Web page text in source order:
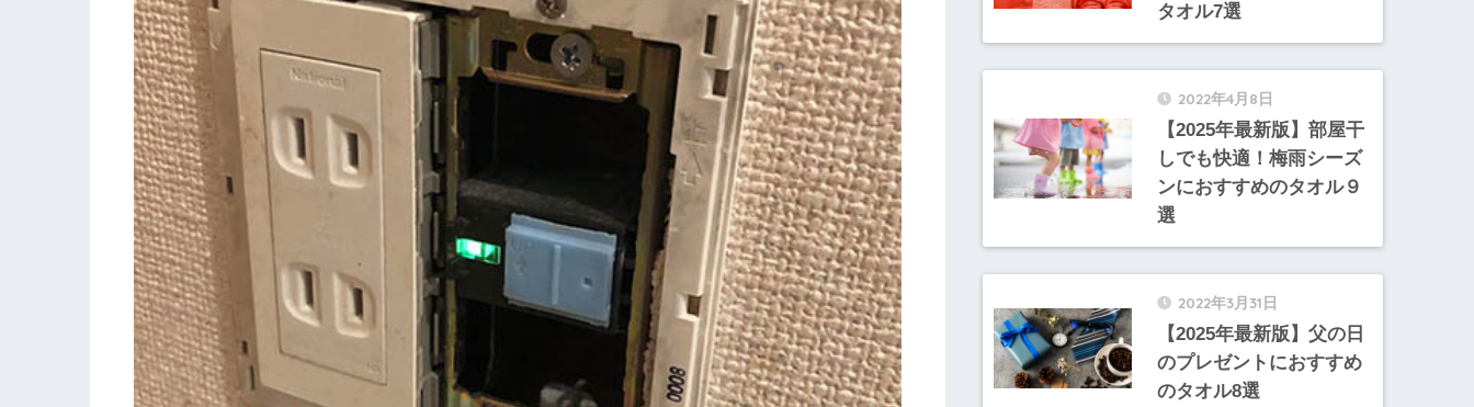
タオル7選
2022年4月8日
【2025年最新版】部屋干
しでも快適！梅雨シーズ
ンにおすすめのタオル９
選
2022年3月31日
【2025年最新版】父の日
のプレゼントにおすすめ
のタオル8選